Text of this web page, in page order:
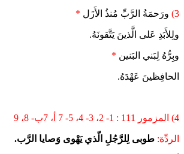
3) ورَحمَةُ الرَّبِّ مُنذُ الأَزَل *
ولِلأَبَدِ عَلى الَّذينَ يَتَّقونَهُ.
وبِرُّهُ لِبَني البَنين *
الحافِظينَ عَهْدَهُ.
4) المزمور 111 : 1- 2، 3- 4، 5- 7 أ، 7ب- 8، 9
الردِّة: طوبى لِلرَّجُلِ الّذي يَهْوى وَصايا الرَّب.